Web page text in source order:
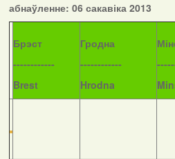
абнаўленне: 06 сакавіка 2013
Брэст
------------
Brest
Гродна
------------
Hrodna